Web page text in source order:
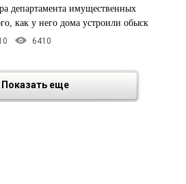
департамента имущественных
как у него дома устроили обыск
6410
Показать еще